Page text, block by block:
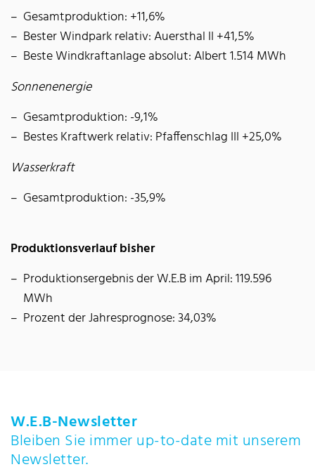
Gesamtproduktion: +11,6%
Bester Windpark relativ: Auersthal II +41,5%
Beste Windkraftanlage absolut: Albert 1.514 MWh
Sonnenenergie
Gesamtproduktion: -9,1%
Bestes Kraftwerk relativ: Pfaffenschlag III +25,0%
Wasserkraft
Gesamtproduktion: -35,9%
Produktionsverlauf bisher
Produktionsergebnis der W.E.B im April: 119.596
MWh
Prozent der Jahresprognose: 34,03%
W.E.B-Newsletter
Bleiben Sie immer up-to-date mit unserem
Newsletter.